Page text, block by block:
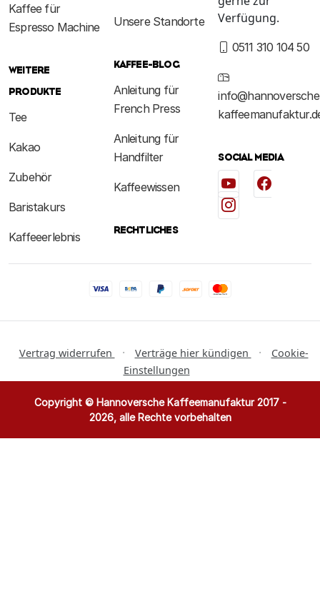
Kaffee für
Espresso Machine
WEITERE
PRODUKTE
Tee
Kakao
Zubehör
Baristakurs
Kaffeeerlebnis
Unsere Standorte
KAFFEE-BLOG
Anleitung für
French Press
Anleitung für
Handfilter
Kaffeewissen
RECHTLICHES
Verfügung.
0511 310 104 50
SOCIAL MEDIA
Vertrag widerrufen · Verträge hier kündigen ·
Cookie-
Einstellungen
Copyright © Hannoversche Kaffeemanufaktur 2017 -
2026, alle Rechte vorbehalten